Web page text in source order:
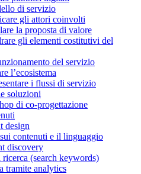
di servizio
gli attori coinvolti
la proposta di valore
gli elementi costitutivi del
del servizio
l’ecosistema
i flussi di servizio
soluzioni
di co-progettazione
design
contenuti e il linguaggio
discovery
(search keywords)
tramite analytics